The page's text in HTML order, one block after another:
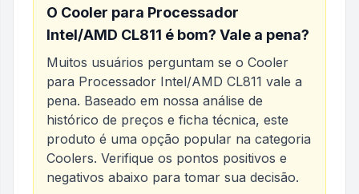
O Cooler para Processador
Intel/AMD CL811 é bom? Vale a pena?
Muitos usuários perguntam se o Cooler
para Processador Intel/AMD CL811 vale a
pena. Baseado em nossa análise de
histórico de preços e ficha técnica, este
produto é uma opção popular na categoria
Coolers. Verifique os pontos positivos e
negativos abaixo para tomar sua decisão.